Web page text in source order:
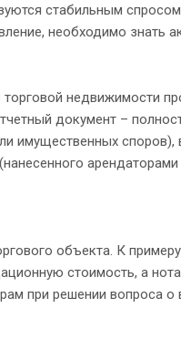
стабильным
необходимо знать
недвижимости
документ –
имущественных
объекта. К
стоимость, а
при решении вопроса